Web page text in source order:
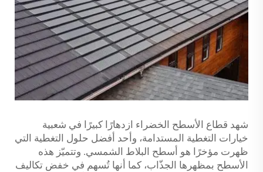
شهد قطاع الأسطح الخضراء ازدهارًا كبيرًا في شعبية
خيارات التغطية المستدامة، وأحد أفضل حلول التغطية التي
ظهرت مؤخرًا هو أسطح البلاط الشمسي. وتتميّز هذه
الأسطح بمظهرها الجذّاب، كما أنها تُسهم في خفض تكاليف